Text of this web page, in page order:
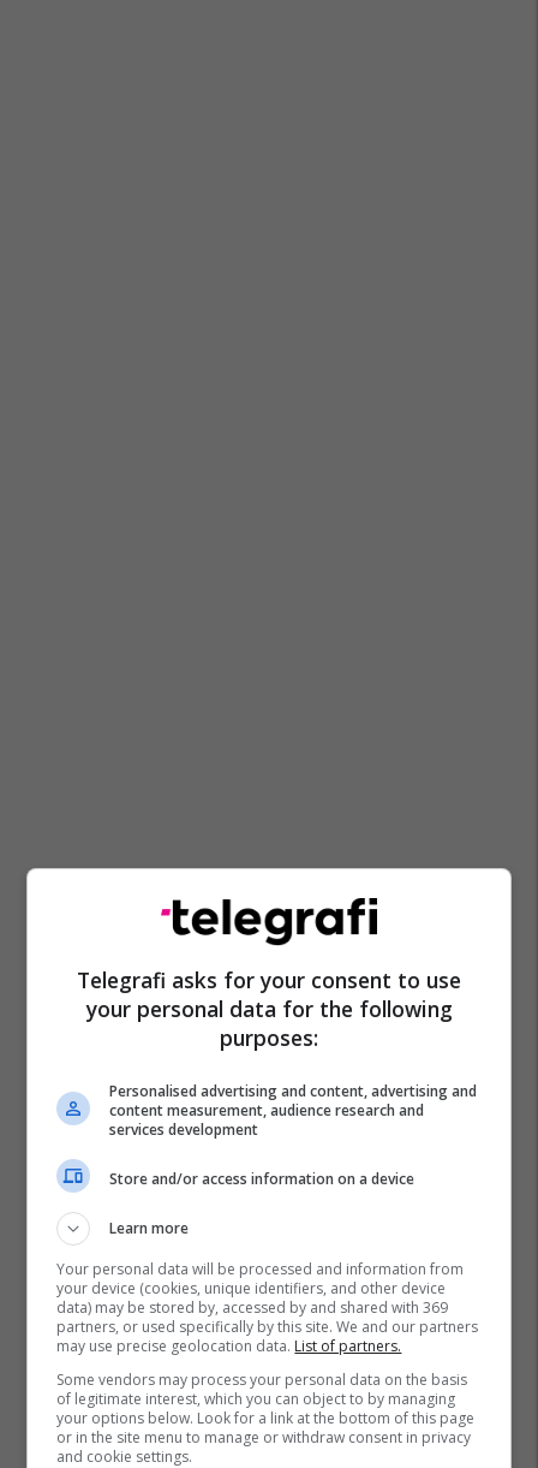
Rolex Paul Newman
Telegrafi asks for your consent to use
your personal data for the following
purposes:
Personalised advertising and content, advertising and
content measurement, audience research and
services development
Store and/or access information on a device
Learn more
Your personal data will be processed and information from
your device (cookies, unique identifiers, and other device
data) may be stored by, accessed by and shared with 369
partners, or used specifically by this site. We and our partners
may use precise geolocation data. List of partners.
Some vendors may process your personal data on the basis
of legitimate interest, which you can object to by managing
your options below. Look for a link at the bottom of this page
or in the site menu to manage or withdraw consent in privacy
and cookie settings.